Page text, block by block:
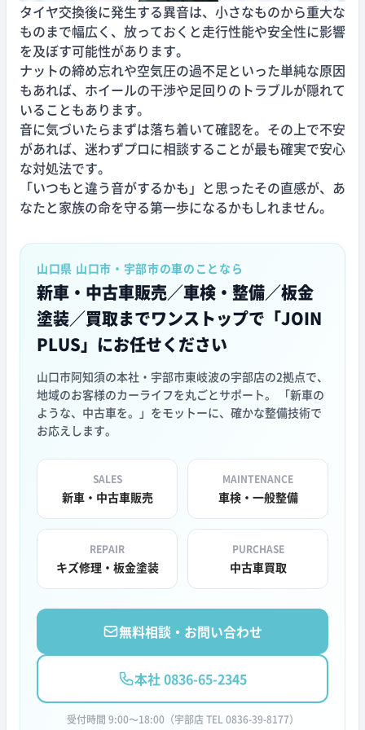
タイヤ交換後に発生する異音は、小さなものから重大な
ものまで幅広く、放っておくと走行性能や安全性に影響
を及ぼす可能性があります。
ナットの締め忘れや空気圧の過不足といった単純な原因
もあれば、ホイールの干渉や足回りのトラブルが隠れて
いることもあります。
音に気づいたらまずは落ち着いて確認を。その上で不安
があれば、迷わずプロに相談することが最も確実で安心
な対処法です。
「いつもと違う音がするかも」と思ったその直感が、あ
なたと家族の命を守る第一歩になるかもしれません。
山口県 山口市・宇部市の車のことなら
新車・中古車販売／車検・整備／板金
塗装／買取までワンストップで「JOIN
PLUS」にお任せください
山口市阿知須の本社・宇部市東岐波の宇部店の2拠点で、
地域のお客様のカーライフを丸ごとサポート。 「新車の
ような、中古車を。」をモットーに、確かな整備技術で
お応えします。
SALES
新車・中古車販売
MAINTENANCE
車検・一般整備
REPAIR
キズ修理・板金塗装
PURCHASE
中古車買取
無料相談・お問い合わせ
本社 0836-65-2345
受付時間 9:00〜18:00（宇部店 TEL 0836-39-8177）